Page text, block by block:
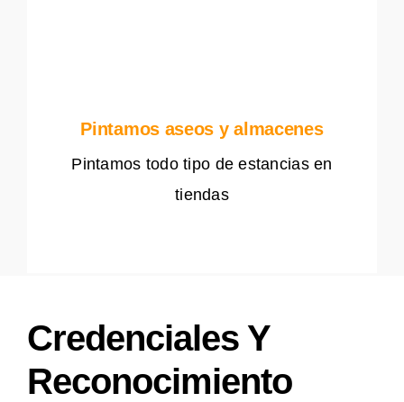
Pintamos aseos y almacenes
Pintamos todo tipo de estancias en
tiendas
Credenciales Y
Reconocimiento